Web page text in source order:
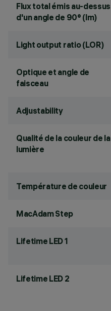
Flux total émis au-dessus
d'un angle de 90° (lm)
Light output ratio (LOR)
Optique et angle de
faisceau
Adjustability
Qualité de la couleur de la
lumière
Température de couleur
MacAdam Step
Lifetime LED 1
Lifetime LED 2